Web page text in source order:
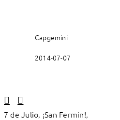
Capgemini
2014-07-07
Facebook
Linkedin
7 de Julio, ¡San Fermin!,